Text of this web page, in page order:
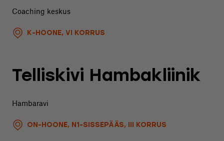
Coaching keskus
K-HOONE, VI KORRUS
Telliskivi Hambakliinik
Hambaravi
ON-HOONE, N1-SISSEPÄÄS, III KORRUS